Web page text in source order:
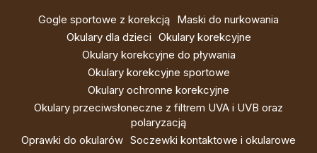
Gogle sportowe z korekcją Maski do nurkowania
Okulary dla dzieci Okulary korekcyjne
Okulary korekcyjne do pływania
Okulary korekcyjne sportowe
Okulary ochronne korekcyjne
Okulary przeciwsłoneczne z filtrem UVA i UVB oraz
polaryzacją
Oprawki do okularów Soczewki kontaktowe i okularowe